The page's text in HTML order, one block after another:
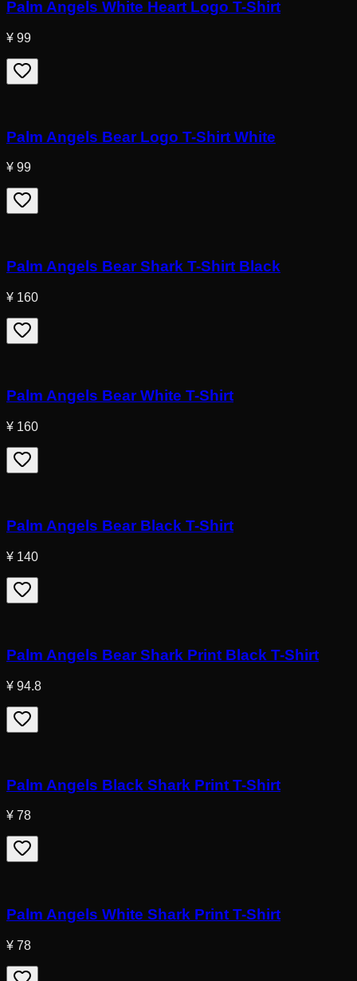
Palm Angels White Heart Logo T-Shirt
¥ 99
Palm Angels Bear Logo T-Shirt White
¥ 99
Palm Angels Bear Shark T-Shirt Black
¥ 160
Palm Angels Bear White T-Shirt
¥ 160
Palm Angels Bear Black T-Shirt
¥ 140
Palm Angels Bear Shark Print Black T-Shirt
¥ 94.8
Palm Angels Black Shark Print T-Shirt
¥ 78
Palm Angels White Shark Print T-Shirt
¥ 78